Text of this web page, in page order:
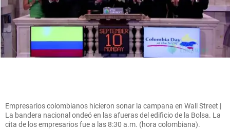
Empresarios colombianos hicieron sonar la campana en Wall Street |
La bandera nacional ondeó en las afueras del edificio de la Bolsa. La
cita de los empresarios fue a las 8:30 a.m. (hora colombiana).